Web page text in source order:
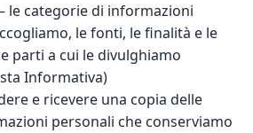
le categorie di informazioni
le fonti, le finalità e le
parti a cui le divulghiamo
Informativa)
e ricevere una copia delle
personali che conserviamo